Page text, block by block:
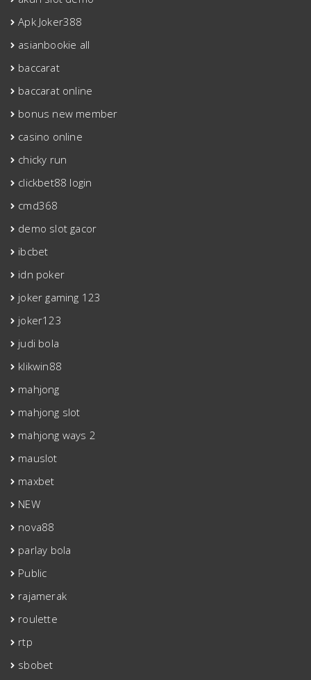
Apk Joker388
asianbookie all
baccarat
baccarat online
bonus new member
casino online
chicky run
clickbet88 login
cmd368
demo slot gacor
ibcbet
idn poker
joker gaming 123
joker123
judi bola
klikwin88
mahjong
mahjong slot
mahjong ways 2
mauslot
maxbet
NEW
nova88
parlay bola
Public
rajamerak
roulette
rtp
sbobet